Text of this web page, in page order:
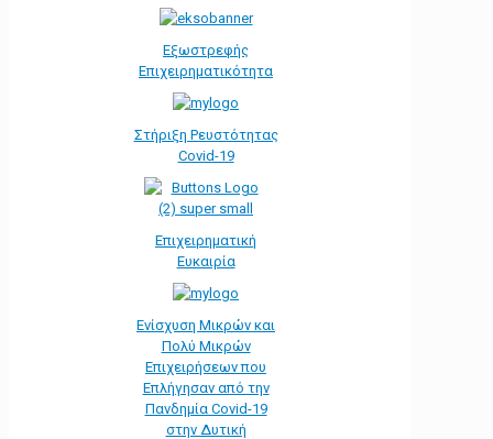
Εξωστρεφής
Επιχειρηματικότητα
Στήριξη Ρευστότητας
Covid-19
Επιχειρηματική
Ευκαιρία
Ενίσχυση Μικρών και
Πολύ Μικρών
Επιχειρήσεων που
Επλήγησαν από την
Πανδημία Covid-19
στην Δυτική